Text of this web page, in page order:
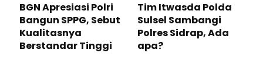
BGN Apresiasi Polri
Bangun SPPG, Sebut
Kualitasnya
Berstandar Tinggi
Tim Itwasda Polda
Sulsel Sambangi
Polres Sidrap, Ada
apa?